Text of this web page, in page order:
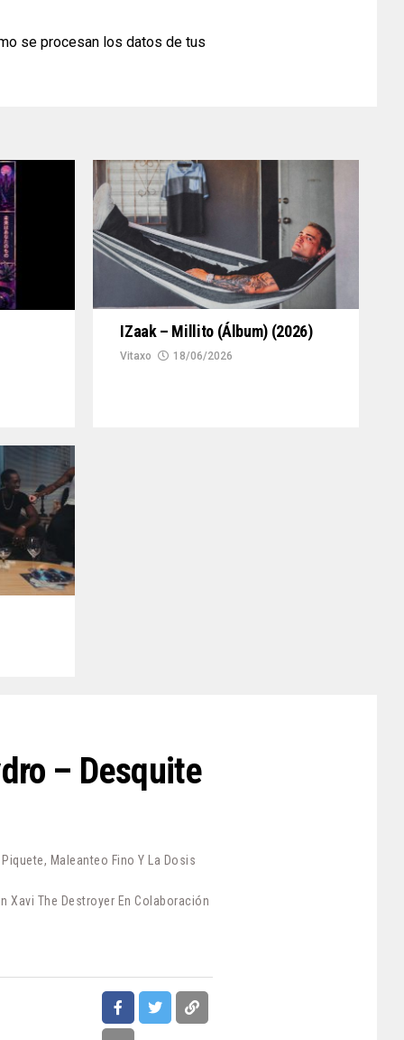
se procesan los datos de tus
IZaak – Millito (Álbum) (2026)
Vitaxo 18/06/2026
– Desquite
Piquete, Maleanteo Fino Y La Dosis
Xavi The Destroyer En Colaboración